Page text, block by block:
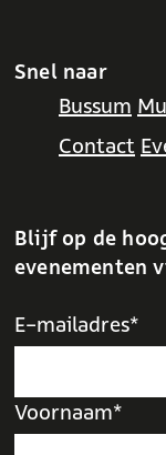
Snel naar
Bussum
Contact
Blijf op de
evenementen
E-mailadres*
Voornaam*